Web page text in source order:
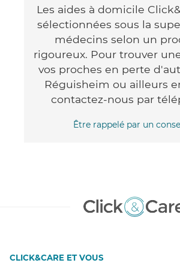
Les aides à domicile
sélectionnées sous la
médecins selon un
rigoureux. Pour trouver
vos proches en perte
Réguisheim ou ailleurs
contactez-nous par
Être rappelé par un
CLICK&CARE ET VOUS